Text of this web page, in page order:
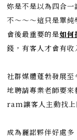
妳是不是以為四合一
不～～～這只是單
會後最重要的是如何
錢，有客人才會有收
社群媒體蓬勃發展
地聘請專業老師要
ram讓客人主動找上
成為麗諾夥伴好處